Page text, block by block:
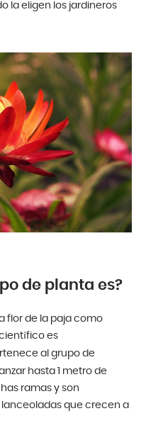
la eligen los jardineros
de planta es?
flor de la paja como
es
al grupo de
hasta 1 metro de
ramas y son
que crecen a